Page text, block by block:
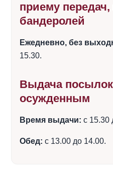
приему
бандеролей
Ежедневно, без
15.30.
Выдача
осужденным
Время выдачи: с 15.30
Обед: с 13.00 до 14.00.